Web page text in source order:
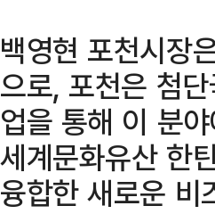
백영현 포천시장
으로, 포천은 첨
업을 통해 이 분
세계문화유산 한
융합한 새로운 비